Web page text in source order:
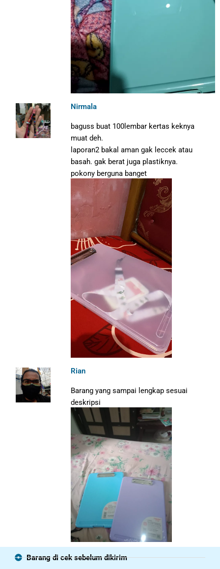
Nirmala
baguss buat 100lembar kertas keknya
muat deh.
laporan2 bakal aman gak leccek atau
basah.gak berat juga plastiknya.
pokony berguna banget
Rian
Barang yang sampai lengkap sesuai
deskripsi
Barang di cek sebelum dikirim